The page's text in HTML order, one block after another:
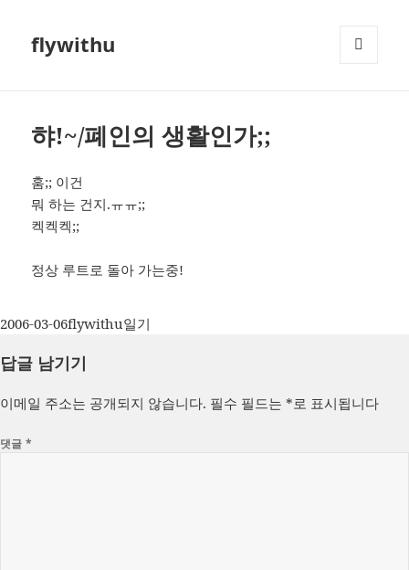
flywithu
햐!~/폐인의 생활인가;;
훔;; 이건
뭐 하는 건지.ㅠㅠ;;
켁켁켁;;
정상 루트로 돌아 가는중!
작
일
2006-03-06글
이
flywithu카
일기
답글 남기기
이메일 주소는 공개되지 않습니다. 필수 필드는 *로 표시됩니다
댓글*